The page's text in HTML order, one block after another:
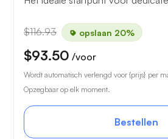
$116.93 opslaan 20%
$93.50 /voor
Wordt automatisch verlengd voor {prijs} per
Opzegbaar op elk moment.
Bestellen